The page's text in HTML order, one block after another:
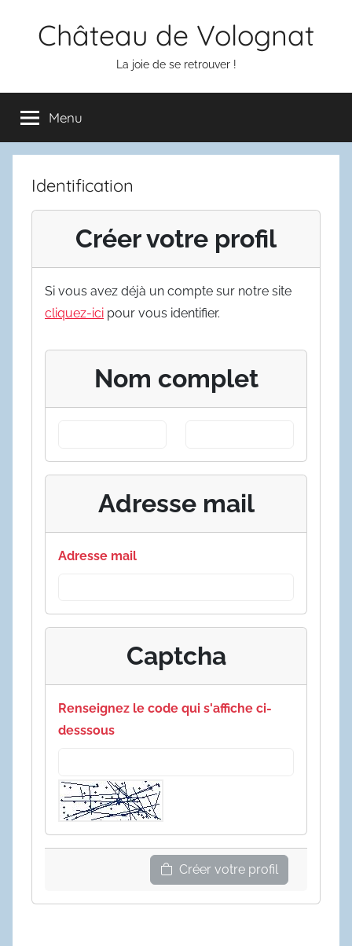
Château de Volognat
La joie de se retrouver !
Menu
Identification
Créer votre profil
Si vous avez déjà un compte sur notre site
cliquez-ici pour vous identifier.
Nom complet
Adresse mail
Adresse mail
Captcha
Renseignez le code qui s'affiche ci-
desssous
Créer votre profil